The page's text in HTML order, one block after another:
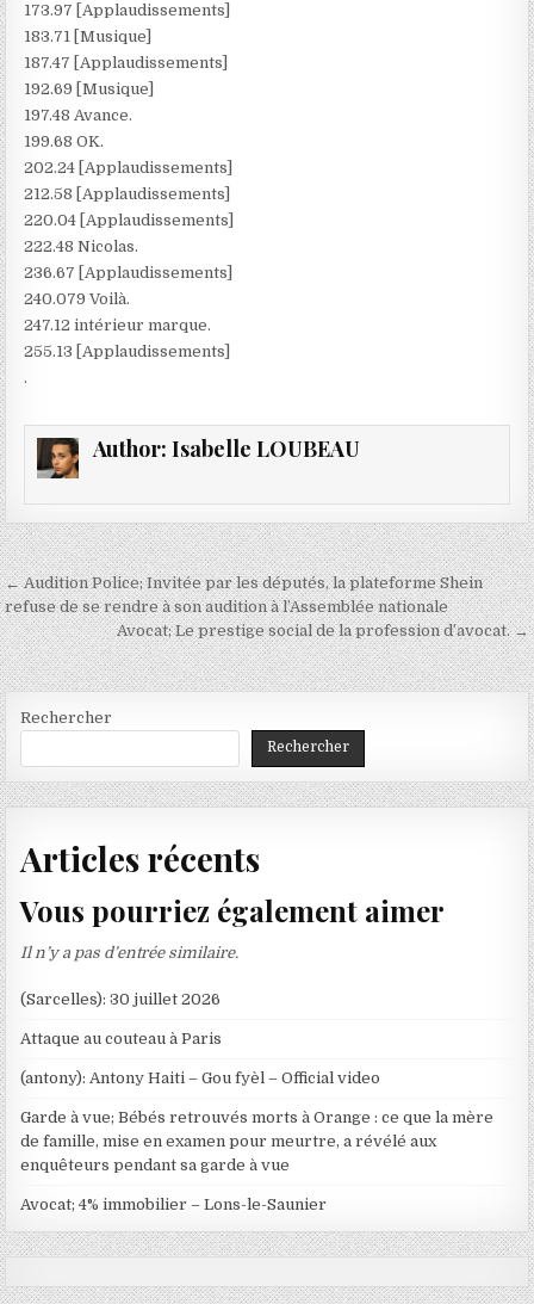
173.97 [Applaudissements]
183.71 [Musique]
187.47 [Applaudissements]
192.69 [Musique]
197.48 Avance.
199.68 OK.
202.24 [Applaudissements]
212.58 [Applaudissements]
220.04 [Applaudissements]
222.48 Nicolas.
236.67 [Applaudissements]
240.079 Voilà.
247.12 intérieur marque.
255.13 [Applaudissements]
.
Author: Isabelle LOUBEAU
Navigation
de
l’article
← Audition Police; Invitée par les députés, la plateforme Shein
refuse de se rendre à son audition à l’Assemblée nationale
Avocat; Le prestige social de la profession d’avocat. →
Rechercher
Rechercher
Articles récents
Vous pourriez également aimer
Il n’y a pas d’entrée similaire.
(Sarcelles): 30 juillet 2026
Attaque au couteau à Paris
(antony): Antony Haiti – Gou fyèl – Official video
Garde à vue; Bébés retrouvés morts à Orange : ce que la mère
de famille, mise en examen pour meurtre, a révélé aux
enquêteurs pendant sa garde à vue
Avocat; 4% immobilier – Lons-le-Saunier